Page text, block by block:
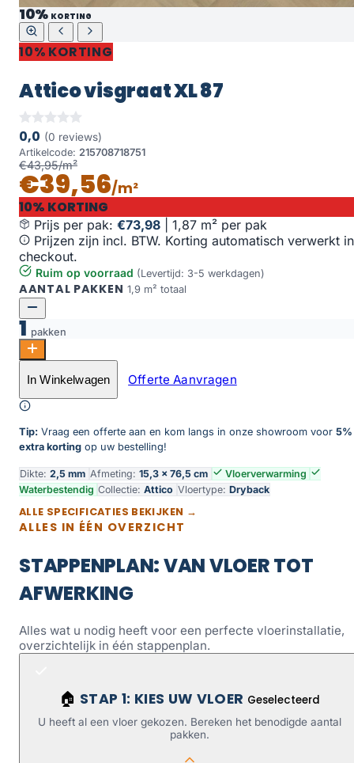
10% KORTING
10% KORTING
Attico visgraat XL 87
0,0 (0 reviews)
Artikelcode: 215708718751
€43,95/m²
€39,56/m²
10% KORTING
Prijs per pak: €73,98
1,87 m² per pak
Prijzen zijn incl. BTW. Korting automatisch verwerkt in
checkout.
Ruim op voorraad (Levertijd: 3-5 werkdagen)
AANTAL PAKKEN 1,9 m² totaal
1 pakken
Attico visgraat XL 87 aantal
Toevoegen aan winkelwagen
In Winkelwagen Offerte Aanvragen
Tip: Vraag een offerte aan en kom langs in onze showroom voor 5%
extra korting op uw bestelling!
Dikte: 2,5 mm Afmeting: 15,3 × 76,5 cm
Vloerverwarming
Waterbestendig Collectie: Attico Vloertype: Dryback
ALLE SPECIFICATIES BEKIJKEN →
ALLES IN ÉÉN OVERZICHT
STAPPENPLAN: VAN VLOER TOT
AFWERKING
Alles wat u nodig heeft voor een perfecte vloerinstallatie,
overzichtelijk in één stappenplan.
🏠 STAP 1: KIES UW VLOER Geselecteerd
U heeft al een vloer gekozen. Bereken het benodigde aantal
pakken.